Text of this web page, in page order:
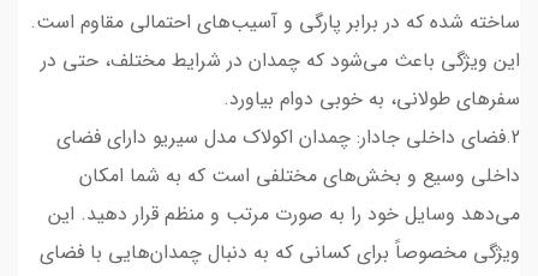
ساخته شده که در برابر پارگی و آسیب‌های احتمالی مقاوم است.
این ویژگی باعث می‌شود که چمدان در شرایط مختلف، حتی در
سفرهای طولانی، به خوبی دوام بیاورد.
2.فضای داخلی جادار: چمدان اکولاک مدل سیریو دارای فضای
داخلی وسیع و بخش‌های مختلفی است که به شما امکان
می‌دهد وسایل خود را به صورت مرتب و منظم قرار دهید. این
ویژگی مخصوصاً برای کسانی که به دنبال چمدان‌هایی با فضای